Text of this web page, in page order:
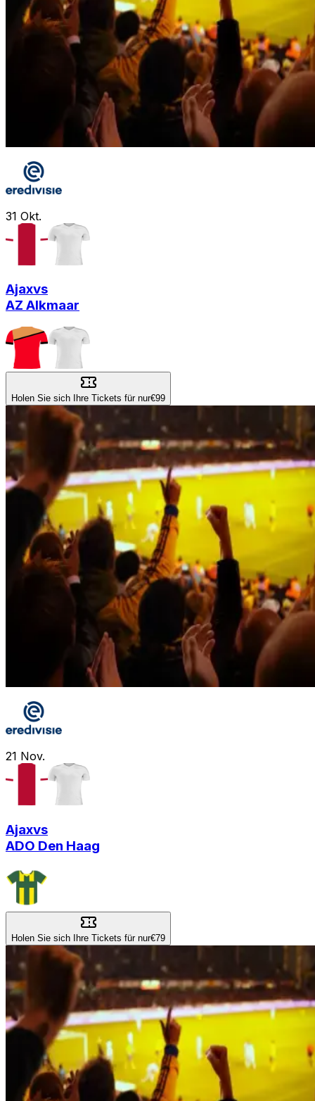
31 Okt.
Ajaxvs
AZ Alkmaar
Holen Sie sich Ihre Tickets für nur€99
21 Nov.
Ajaxvs
ADO Den Haag
Holen Sie sich Ihre Tickets für nur€79